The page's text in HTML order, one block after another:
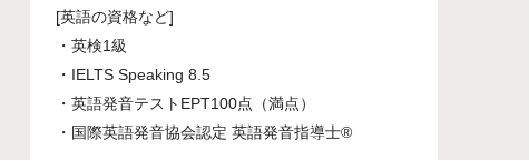
[英語の資格など]
・英検1級
・IELTS Speaking 8.5
・英語発音テストEPT100点（満点）
・国際英語発音協会認定 英語発音指導士®